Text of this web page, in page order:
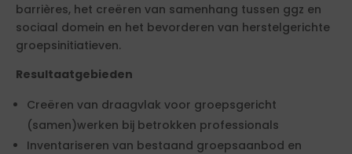
barrières, het creëren van samenhang tussen ggz en
sociaal domein en het bevorderen van herstelgerichte
groepsinitiatieven.
Resultaatgebieden
Creëren van draagvlak voor groepsgericht
(samen)werken bij betrokken professionals
Inventariseren van bestaand groepsaanbod en